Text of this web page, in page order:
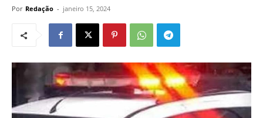
Por Redação - janeiro 15, 2024